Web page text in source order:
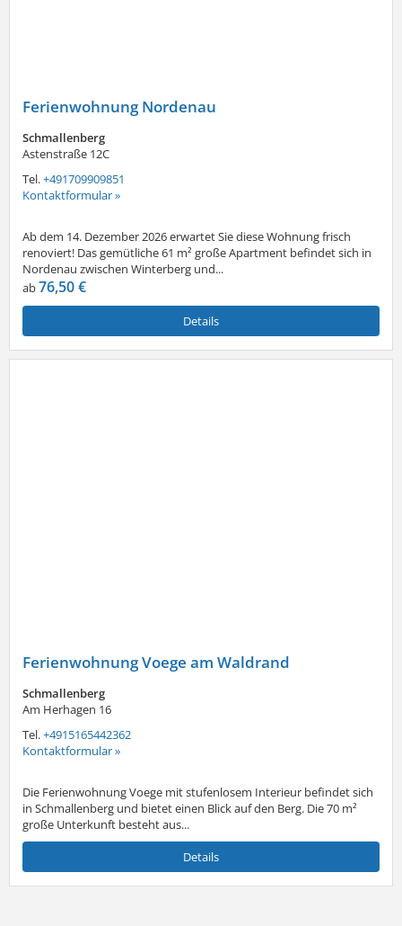
Ferienwohnung Nordenau
Schmallenberg
Astenstraße 12C
Tel.+491709909851
Kontaktformular »
Ab dem 14. Dezember 2026 erwartet Sie diese Wohnung frisch
renoviert! Das gemütliche 61 m² große Apartment befindet sich in
Nordenau zwischen Winterberg und...
ab76,50 €
Details
Ferienwohnung Voege am Waldrand
Schmallenberg
Am Herhagen 16
Tel.+4915165442362
Kontaktformular »
Die Ferienwohnung Voege mit stufenlosem Interieur befindet sich
in Schmallenberg und bietet einen Blick auf den Berg. Die 70 m²
große Unterkunft besteht aus...
Details